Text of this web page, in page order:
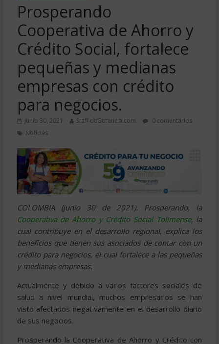
Prosperando
Cooperativa de Ahorro y
Crédito Social, fortalece
pequeñas y medianas
empresas con crédito
para negocios.
junio 30, 2021 Staff deGerencia.com
0 comentarios
Noticias
COLOMBIA (junio 30 de 2021). Prosperando, la
Cooperativa de Ahorro y Crédito Social Tolimense, la
cual contribuye en el desarrollo regional, explica los
beneficios que tienen sus asociados de contar con un
crédito para negocios, el cual fortalece a las pequeñas
y medianas empresas.
Actualmente y debido a varios factores sociales de
salud a nivel mundial, muchos empresarios se han
visto afectados negativamente en el desarrollo diario
de sus negocios.
Prosperando la Cooperativa de Ahorro y Crédito con